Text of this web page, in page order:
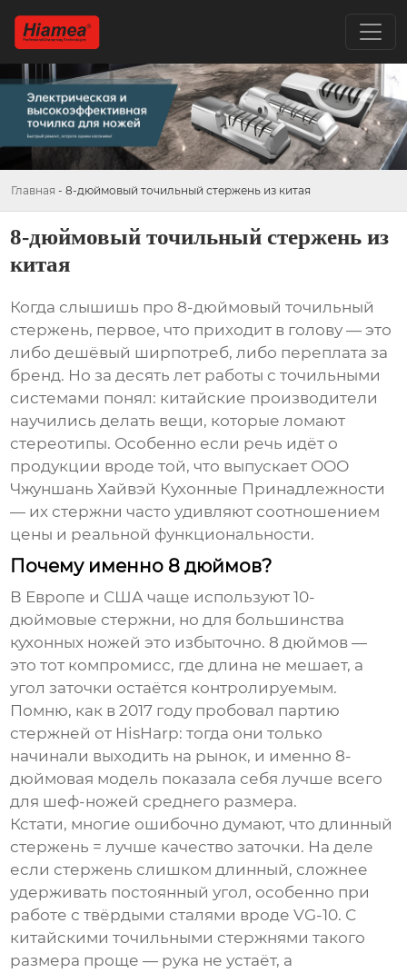
Главная - 8-дюймовый точильный стержень из китая
8-дюймовый точильный стержень из
китая
Когда слышишь про8-дюймовый точильный
стержень, первое, что приходит в голову — это
либо дешёвый ширпотреб, либо переплата за
бренд. Но за десять лет работы с точильными
системами понял: китайские производители
научились делать вещи, которые ломают
стереотипы. Особенно если речь идёт о
продукции вроде той, что выпускает ООО
Чжуншань Хайвэй Кухонные Принадлежности
— их стержни часто удивляют соотношением
цены и реальной функциональности.
Почему именно 8 дюймов?
В Европе и США чаще используют 10-
дюймовые стержни, но для большинства
кухонных ножей это избыточно. 8 дюймов —
это тот компромисс, где длина не мешает, а
угол заточки остаётся контролируемым.
Помню, как в 2017 году пробовал партию
стержней от HisHarp: тогда они только
начинали выходить на рынок, и именно 8-
дюймовая модель показала себя лучше всего
для шеф-ножей среднего размера.
Кстати, многие ошибочно думают, что длинный
стержень = лучше качество заточки. На деле
если стержень слишком длинный, сложнее
удерживать постоянный угол, особенно при
работе с твёрдыми сталями вроде VG-10. С
китайскими точильными стержнями такого
размера проще — рука не устаёт, а